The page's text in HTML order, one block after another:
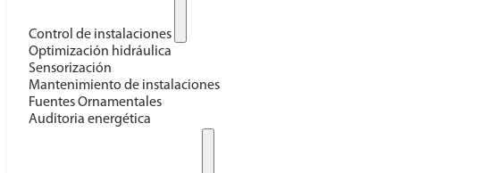
Control de instalaciones
Optimización hidráulica
Sensorización
Mantenimiento de instalaciones
Fuentes Ornamentales
Auditoria energética